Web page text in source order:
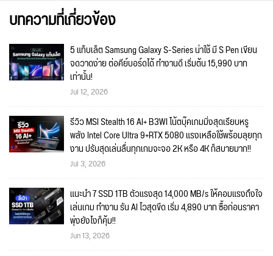
บทความที่เกี่ยวข้อง
5 แท็บเล็ต Samsung Galaxy S-Series น่าใช้ มี S Pen เขียน
จดวาดง่าย ต่อคีย์บอร์ดได้ ทำงานดี เริ่มต้น 15,990 บาท
เท่านั้น!
Jul 12, 2026
รีวิว MSI Stealth 16 AI+ B3WI โน้ตบุ๊คเกมมิ่งสุดเรียบหรู
พลัง Intel Core Ultra 9+RTX 5080 แรงเหลือใช้พร้อมลุยทุก
งาน ปรับสุดเล่นลื่นทุกเกมจะจอ 2K หรือ 4K ก็สบายมาก!!
Jul 3, 2026
แนะนำ 7 SSD 1TB ตัวแรงสุด 14,000 MB/s ให้คอมแรงถึงใจ
เล่นเกม ทำงาน รัน AI ไวสุดขีด เริ่ม 4,890 บาท ซื้อก่อนราคา
พุ่งยังไงก็คุ้ม!!
Jun 13, 2026